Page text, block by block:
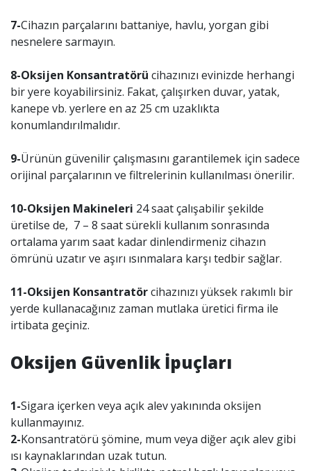
7-Cihazın parçalarını battaniye, havlu, yorgan gibi
nesnelere sarmayın.
8-Oksijen Konsantratörü cihazınızı evinizde herhangi
bir yere koyabilirsiniz. Fakat, çalışırken duvar, yatak,
kanepe vb. yerlere en az 25 cm uzaklıkta
konumlandırılmalıdır.
9-Ürünün güvenilir çalışmasını garantilemek için sadece
orijinal parçalarının ve filtrelerinin kullanılması önerilir.
10-Oksijen Makineleri 24 saat çalışabilir şekilde
üretilse de, 7 – 8 saat sürekli kullanım sonrasında
ortalama yarım saat kadar dinlendirmeniz cihazın
ömrünü uzatır ve aşırı ısınmalara karşı tedbir sağlar.
11-Oksijen Konsantratörcihazınızı yüksek rakımlı bir
yerde kullanacağınız zaman mutlaka üretici firma ile
irtibata geçiniz.
Oksijen Güvenlik İpuçları
1-Sigara içerken veya açık alev yakınında oksijen
kullanmayınız.
2-Konsantratörü şömine, mum veya diğer açık alev gibi
ısı kaynaklarından uzak tutun.